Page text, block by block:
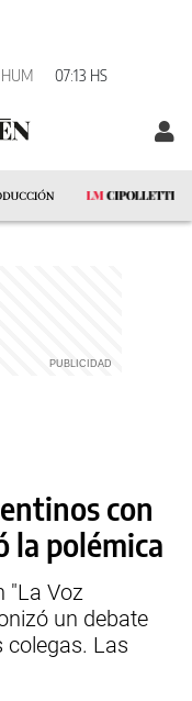
HUM 07:13 HS
con
la polémica
"La Voz
un debate
colegas. Las